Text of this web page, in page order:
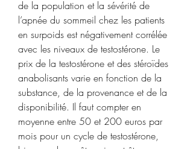
de la population et la sévérité de
l’apnée du sommeil chez les patients
en surpoids est négativement corrélée
avec les niveaux de testostérone. Le
prix de la testostérone et des stéroïdes
anabolisants varie en fonction de la
substance, de la provenance et de la
disponibilité. Il faut compter en
moyenne entre 50 et 200 euros par
mois pour un cycle de testostérone,